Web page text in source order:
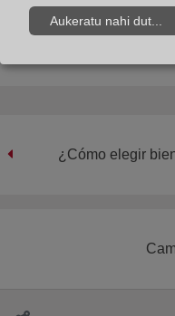
Compartir:
¿Cómo elegir
Aukeratu nahi dut...